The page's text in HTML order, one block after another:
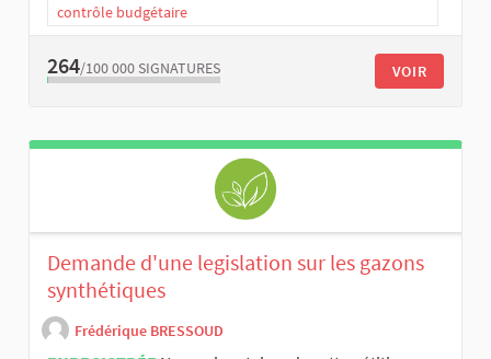
contrôle budgétaire
264/100 000 SIGNATURES VOIR
Demande d'une legislation sur les gazons
synthétiques
Frédérique BRESSOUD